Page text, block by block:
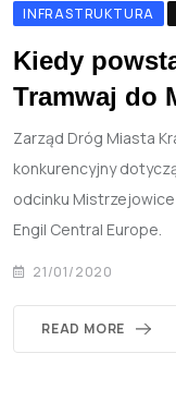
INFRASTRUKTURA
Kiedy
Tramwaj do
Zarząd Dróg Miasta
konkurencyjny
odcinku
Engil Central Europe.
21/01/2020
READ MORE